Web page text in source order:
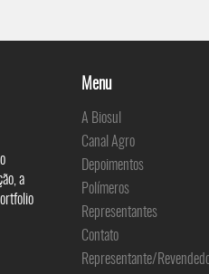
a
Menu
A Biosul
Canal Agro
Depoimentos
Polímeros
Representantes
Contato
Representante/